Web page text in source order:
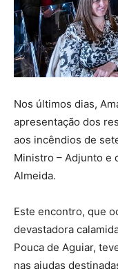
Nos últimos dias,
apresentação dos
aos incêndios de
Ministro – Adjunto e
Almeida.
Este encontro, que
devastadora
Pouca de Aguiar,
nas ajudas